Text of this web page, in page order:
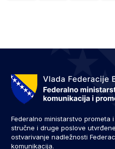
Federalno ministarstvo prometa
stručne i druge poslove
ostvarivanje nadležnosti
komunikacija.